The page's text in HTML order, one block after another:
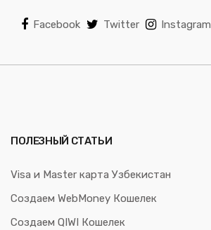
Facebook Twitter Instagram
ПОЛЕЗНЫЙ СТАТЬИ
Visa и Master карта Узбекистан
Создаем WebMoney Кошелек
Создаем QIWI Кошелек